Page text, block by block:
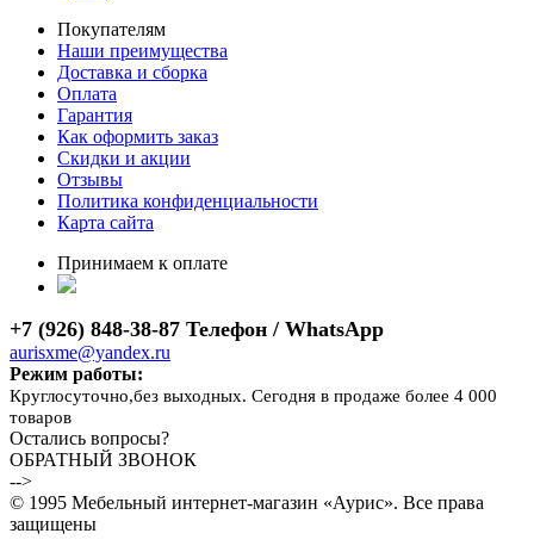
Покупателям
Наши преимущества
Доставка и сборка
Оплата
Гарантия
Как оформить заказ
Скидки и акции
Отзывы
Политика конфиденциальности
Карта сайта
Принимаем к оплате
+7 (926) 848-38-87 Телефон / WhatsApp
aurisxme@yandex.ru
Режим работы:
Круглосуточно,без выходных. Сегодня в продаже более 4 000
товаров
Остались вопросы?
ОБРАТНЫЙ ЗВОНОК
-->
© 1995 Мебельный интернет-магазин «Аурис». Все права
защищены